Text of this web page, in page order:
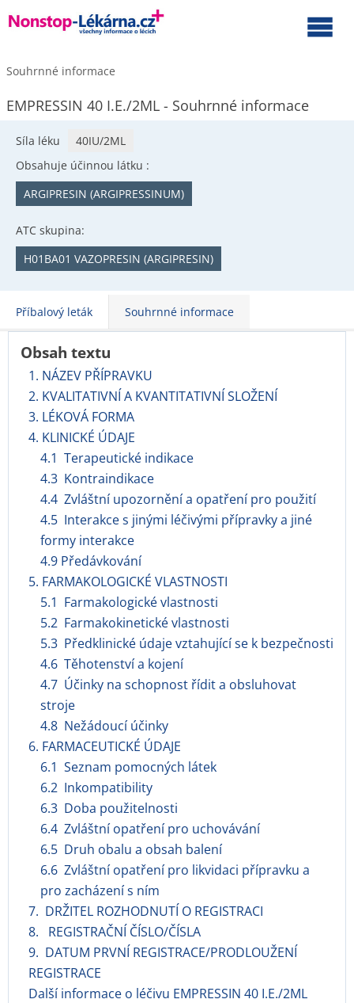
Souhrnné informace
EMPRESSIN 40 I.E./2ML - Souhrnné informace
Síla léku
40IU/2ML
Obsahuje účinnou látku :
ARGIPRESIN (ARGIPRESSINUM)
ATC skupina:
H01BA01 VAZOPRESIN (ARGIPRESIN)
Příbalový leták Souhrnné informace
Obsah textu
1. NÁZEV PŘÍPRAVKU
2. KVALITATIVNÍ A KVANTITATIVNÍ SLOŽENÍ
3. LÉKOVÁ FORMA
4. KLINICKÉ ÚDAJE
4.1 Terapeutické indikace
4.3 Kontraindikace
4.4 Zvláštní upozornění a opatření pro použití
4.5 Interakce s jinými léčivými přípravky a jiné
formy interakce
4.9 Předávkování
5. FARMAKOLOGICKÉ VLASTNOSTI
5.1 Farmakologické vlastnosti
5.2 Farmakokinetické vlastnosti
5.3 Předklinické údaje vztahující se k bezpečnosti
4.6 Těhotenství a kojení
4.7 Účinky na schopnost řídit a obsluhovat
stroje
4.8 Nežádoucí účinky
6. FARMACEUTICKÉ ÚDAJE
6.1 Seznam pomocných látek
6.2 Inkompatibility
6.3 Doba použitelnosti
6.4 Zvláštní opatření pro uchovávání
6.5 Druh obalu a obsah balení
6.6 Zvláštní opatření pro likvidaci přípravku a
pro zacházení s ním
7. DRŽITEL ROZHODNUTÍ O REGISTRACI
8. REGISTRAČNÍ ČÍSLO/ČÍSLA
9. DATUM PRVNÍ REGISTRACE/PRODLOUŽENÍ
REGISTRACE
Další informace o léčivu EMPRESSIN 40 I.E./2ML